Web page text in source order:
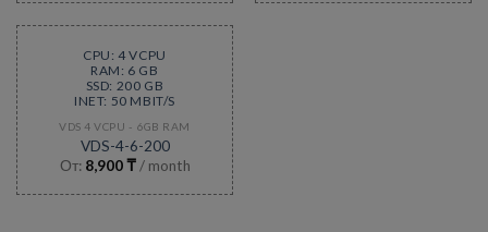
CPU: 4 VCPU
RAM: 6 GB
SSD: 200 GB
INET: 50 MBIT/S
VDS 4 VCPU - 6GB RAM
VDS-4-6-200
От: 8,900₸ / month